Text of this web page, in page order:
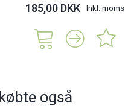
185,00 DKK Inkl. moms
også